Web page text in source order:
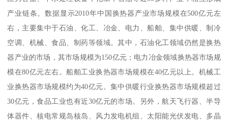
产业链条。数据显示2010年中国换热器产业市场规模在500亿元左
右，主要集中于石油、化工、冶金、电力、船舶、集中供暖、制冷
空调、机械、食品、制药等领域。其中，石油化工领域仍然是换热
器产业的市场，其市场规模为150亿元；电力冶金领域换热器市场规
模在80亿元左右。船舶工业换热器市场规模在40亿元以上。机械工
业换热器市场规模约为40亿元。集中供暖行业换热器市场规模超过
30亿元，食品工业也有近30亿元的市场。另外，航天飞行器、半导
体器件、核电常规岛核岛、风力发电机组、太阳能光伏发电、多晶